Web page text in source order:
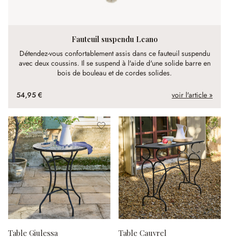
Fauteuil suspendu Leano
Détendez-vous confortablement assis dans ce fauteuil suspendu
avec deux coussins. Il se suspend à l'aide d'une solide barre en
bois de bouleau et de cordes solides.
54,95 € voir l'article »
Table Giulessa Table Cauvrel